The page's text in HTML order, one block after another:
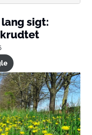
sigt: